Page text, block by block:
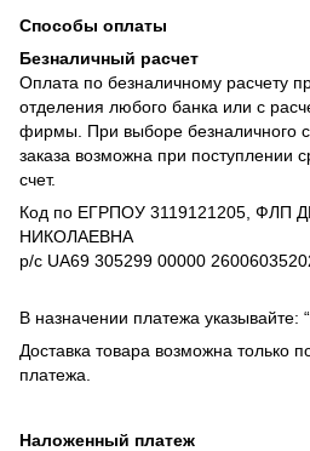
Способы оплаты
Безналичный расчет
Оплата по безналичному расчету
отделения любого банка или с
фирмы. При выборе безналичного
заказа возможна при поступлении
счет.
Код по ЕГРПОУ 3119121205,
НИКОЛАЕВНА
р/с UA69 305299 00000
В назначении платежа указывайте:
Доставка товара возможна только
платежа.
Наложенный платеж